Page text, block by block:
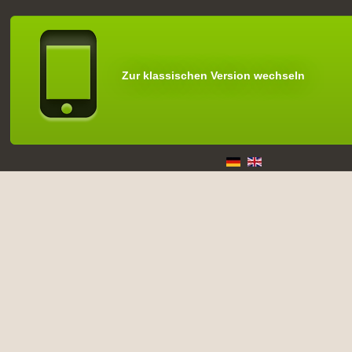
Zur klassischen Version wechseln